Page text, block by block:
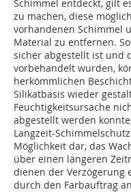
Schimmel entdeckt, gilt
zu machen, diese
vorhandenen Schimmel
Material zu entfernen.
sicher abgestellt ist und
vorbehandelt wurden,
herkömmlichen
Silikatbasis wieder
Feuchtigkeitsursache
abgestellt werden
Langzeit-
Möglichkeit dar, das
über einen längeren
dienen der Verzögerung
durch den Farbauftrag